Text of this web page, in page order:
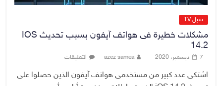
سيل TV
مشكلات خطيرة فى هواتف آيفون بسبب تحديث IOS
14.2
7 ديسمبر، 2020 azez samea التعليقات
اشتكى عدد كبير من مستخدمى هواتف آيفون الذين حصلوا على